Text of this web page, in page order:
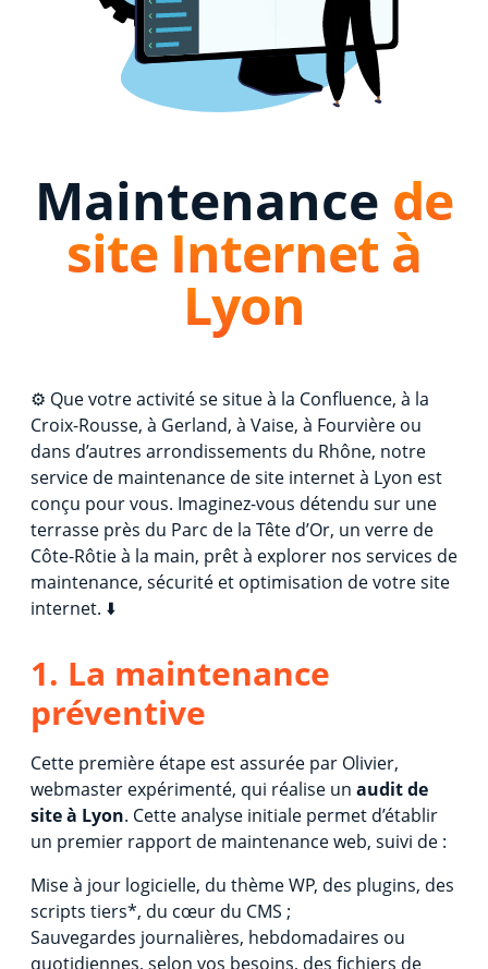
Maintenance de
site Internet à
Lyon
⚙️ Que votre activité se situe à la Confluence, à la
Croix-Rousse, à Gerland, à Vaise, à Fourvière ou
dans d’autres arrondissements du Rhône, notre
service de maintenance de site internet à Lyon est
conçu pour vous. Imaginez-vous détendu sur une
terrasse près du Parc de la Tête d’Or, un verre de
Côte-Rôtie à la main, prêt à explorer nos services de
maintenance, sécurité et optimisation de votre site
internet. ⬇️
1. La maintenance
préventive
Cette première étape est assurée par Olivier,
webmaster expérimenté, qui réalise un audit de
site à Lyon. Cette analyse initiale permet d’établir
un premier rapport de maintenance web, suivi de :
Mise à jour logicielle, du thème WP, des plugins, des
scripts tiers*, du cœur du CMS ;
Sauvegardes journalières, hebdomadaires ou
quotidiennes, selon vos besoins, des fichiers de